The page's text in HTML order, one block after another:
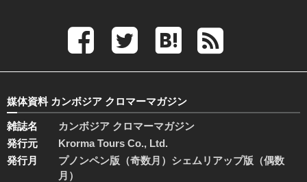
媒体資料 カンボジア クロマーマガジン
雑誌名
カンボジア クロマーマガジン
発行元
Krorma Tours Co., Ltd.
発行月
プノンペン版（奇数月）シェムリアップ版（偶数
月）